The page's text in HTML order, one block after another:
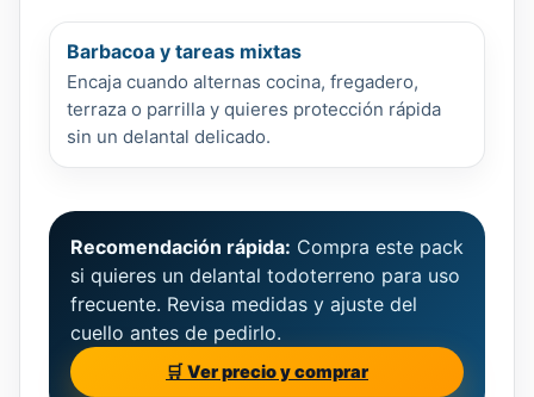
Barbacoa y tareas mixtas
Encaja cuando alternas cocina, fregadero,
terraza o parrilla y quieres protección rápida
sin un delantal delicado.
Recomendación rápida: Compra este pack
si quieres un delantal todoterreno para uso
frecuente. Revisa medidas y ajuste del
cuello antes de pedirlo.
🛒 Ver precio y comprar